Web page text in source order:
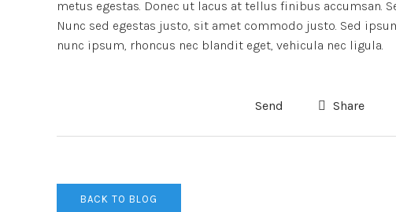
metus egestas. Donec ut lacus at tellus finibus accumsan.
Nunc sed egestas justo, sit amet commodo justo. Sed
nunc ipsum, rhoncus nec blandit eget, vehicula nec ligula.
Send Share
BACK TO BLOG